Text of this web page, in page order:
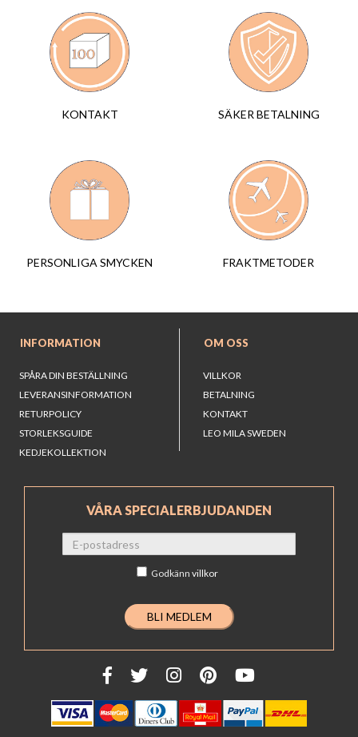
KONTAKT SÄKER BETALNING
PERSONLIGA SMYCKEN FRAKTMETODER
INFORMATION
SPÅRA DIN BESTÄLLNING
LEVERANSINFORMATION
RETURPOLICY
STORLEKSGUIDE
KEDJEKOLLEKTION
OM OSS
VILLKOR
BETALNING
KONTAKT
LEO MILA SWEDEN
VÅRA SPECIALERBJUDANDEN
Godkänn villkor